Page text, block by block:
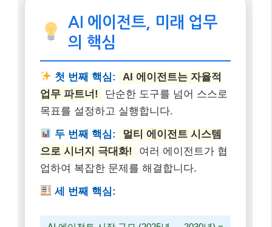
AI 에이전트, 미래 업무
의 핵심
첫 번째 핵심:
AI 에이전트는 자율적
업무 파트너!
단순한 도구를 넘어 스스로
목표를 설정하고 실행합니다.
두 번째 핵심:
멀티 에이전트 시스템
으로 시너지 극대화!
여러 에이전트가 협
업하여 복잡한 문제를 해결합니다.
세 번째 핵심: